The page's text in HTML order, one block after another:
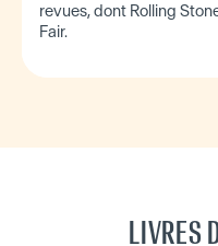
revues, dont Rolling
Fair.
LIVRES